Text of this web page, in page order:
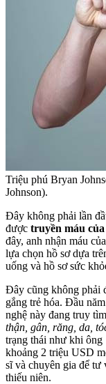
Triệu phú Bryan
Johnson).
Đây không phải lần
được truyền máu
đây, anh nhận máu
lựa chọn hồ sơ dựa
uống và hồ sơ sức
Đây cũng không phải
gắng trẻ hóa. Đầu
nghệ này đang truy
thận, gân, răng, da,
trạng thái như khi ông
khoảng 2 triệu USD
sĩ và chuyên gia để tư
thiếu niên.